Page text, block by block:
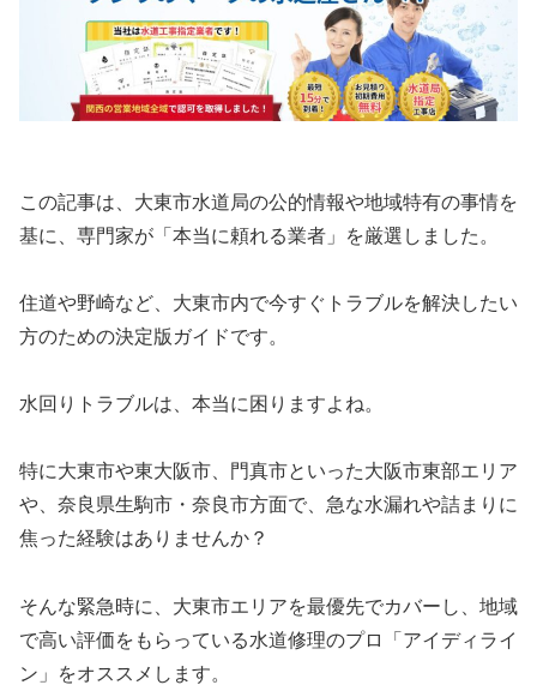
この記事は、大東市水道局の公的情報や地域特有の事情を
基に、専門家が「本当に頼れる業者」を厳選しました。
住道や野崎など、大東市内で今すぐトラブルを解決したい
方のための決定版ガイドです。
水回りトラブルは、本当に困りますよね。
特に大東市や東大阪市、門真市といった大阪市東部エリア
や、奈良県生駒市・奈良市方面で、急な水漏れや詰まりに
焦った経験はありませんか？
そんな緊急時に、大東市エリアを最優先でカバーし、地域
で高い評価をもらっている水道修理のプロ「アイディライ
ン」をオススメします。